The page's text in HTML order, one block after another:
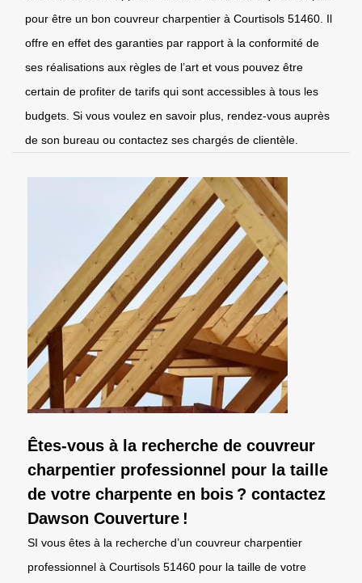
pour être un bon couvreur charpentier à Courtisols 51460. Il
offre en effet des garanties par rapport à la conformité de
ses réalisations aux règles de l’art et vous pouvez être
certain de profiter de tarifs qui sont accessibles à tous les
budgets. Si vous voulez en savoir plus, rendez-vous auprès
de son bureau ou contactez ses chargés de clientèle.
Êtes-vous à la recherche de couvreur
charpentier professionnel pour la taille
de votre charpente en bois ? contactez
Dawson Couverture !
SI vous êtes à la recherche d’un couvreur charpentier
professionnel à Courtisols 51460 pour la taille de votre